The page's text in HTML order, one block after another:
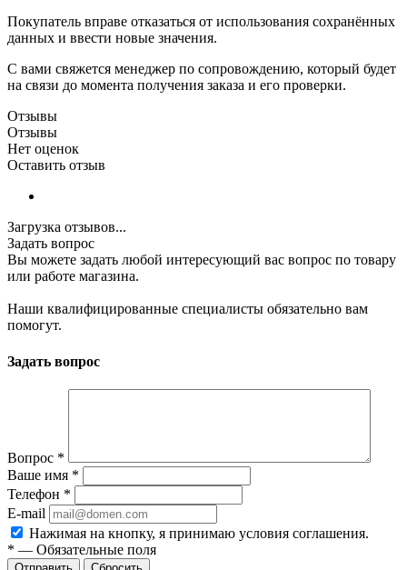
Покупатель вправе отказаться от использования сохранённых
данных и ввести новые значения.
С вами свяжется менеджер по сопровождению, который будет
на связи до момента получения заказа и его проверки.
Отзывы
Отзывы
Нет оценок
Оставить отзыв
Загрузка отзывов...
Задать вопрос
Вы можете задать любой интересующий вас вопрос по товару
или работе магазина.
Наши квалифицированные специалисты обязательно вам
помогут.
Задать вопрос
Вопрос *
Ваше имя *
Телефон *
E-mail
Нажимая на кнопку, я принимаю условия соглашения.
* — Обязательные поля